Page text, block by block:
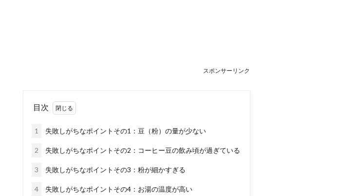
スポンサーリンク
目次
1 失敗しがちなポイントその1：豆（粉）の量が少ない
2 失敗しがちなポイントその2：コーヒー豆の飲み頃が過ぎている
3 失敗しがちなポイントその3：粉が細かすぎる
4 失敗しがちなポイントその4：お湯の温度が高い